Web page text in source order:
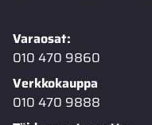
Varaosat:
010 470 9860
Verkkokauppa
010 470 9888